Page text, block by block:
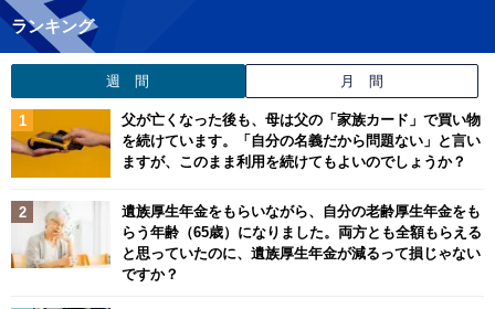
ランキング
週 間 月 間
父が亡くなった後も、母は父の「家族カード」で買い物
を続けています。「自分の名義だから問題ない」と言い
ますが、このまま利用を続けてもよいのでしょうか？
遺族厚生年金をもらいながら、自分の老齢厚生年金をも
らう年齢（65歳）になりました。両方とも全額もらえる
と思っていたのに、遺族厚生年金が減るって損じゃない
ですか？